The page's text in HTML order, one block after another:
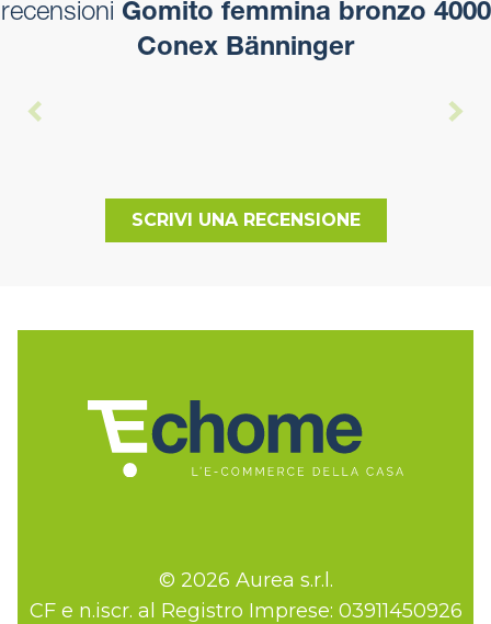
recensioni Gomito femmina bronzo 4000
Conex Bänninger
SCRIVI UNA RECENSIONE
© 2026 Aurea s.r.l.
CF e n.iscr. al Registro Imprese: 03911450926